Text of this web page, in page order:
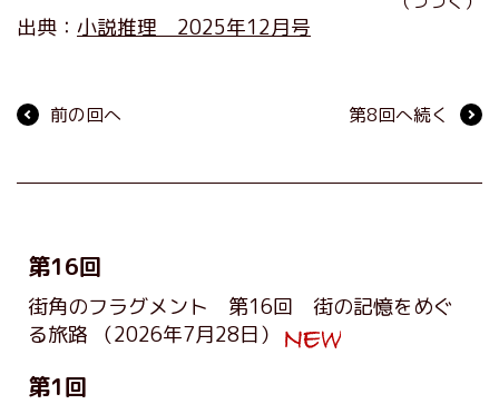
出典： 小説推理 2025年12月号
前の回へ 第8回へ続く
第16回
街角のフラグメント 第16回 街の記憶をめぐ
る旅路
（2026年7月28日）
第1回